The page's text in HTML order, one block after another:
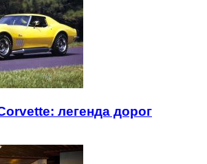
легенда дорог